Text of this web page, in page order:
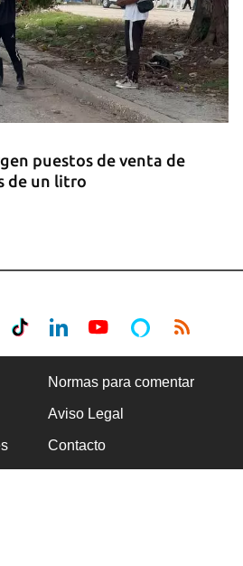
puestos de venta de
de un litro
Gil 2026 en Poesía
Normas para comentar
Aviso Legal
Contacto